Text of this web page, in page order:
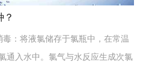
？
毒：将液氯储存于氯瓶中，在常温
通入水中。氯气与水反应生成次氯